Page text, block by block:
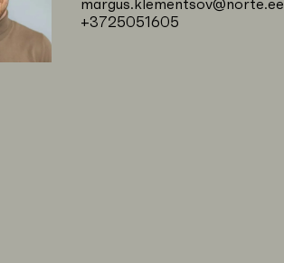
margus.klementsov@norte.ee
+3725051605